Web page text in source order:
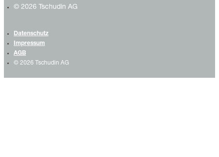
© 2026 Tschudin AG
Datenschutz
Impressum
AGB
© 2026 Tschudin AG